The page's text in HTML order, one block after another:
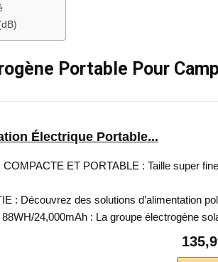
Portable Pour
Électrique Portable...
ET PORTABLE : Taille super
: Découvrez des solutions d’alimentation
24,000mAh : La groupe électrogène